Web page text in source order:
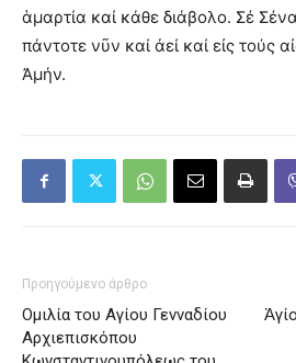
ἁμαρτία καί κάθε διάβολο. Σέ
πάντοτε νῦν καί ἀεί καί εἰς τούς
Ἀμήν.
Προηγούμενο άρθρο
Ομιλία του Αγίου Γενναδίου
Αρχιεπισκόπου